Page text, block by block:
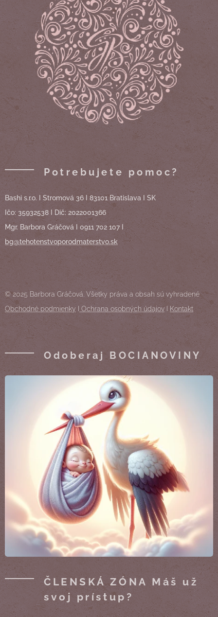
Potrebujete pomoc?
Bashi s.r.o. I Stromová 36 I 83101 Bratislava I SK
Ičo: 35932538 I Dič: 2022001366
Mgr. Barbora Gráčová I 0911 702 107 I
bg@tehotenstvoporodmaterstvo.sk
© 2025 Barbora Gráčová. Všetky práva a obsah sú vyhradené
Obchodné podmienky I Ochrana osobných údajov I Kontakt
Odoberaj BOCIANOVINY
ČLENSKÁ ZÓNA Máš už
svoj prístup?